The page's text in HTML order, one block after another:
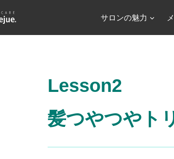
サロンの魅力
Lesson2
髪つやつやト